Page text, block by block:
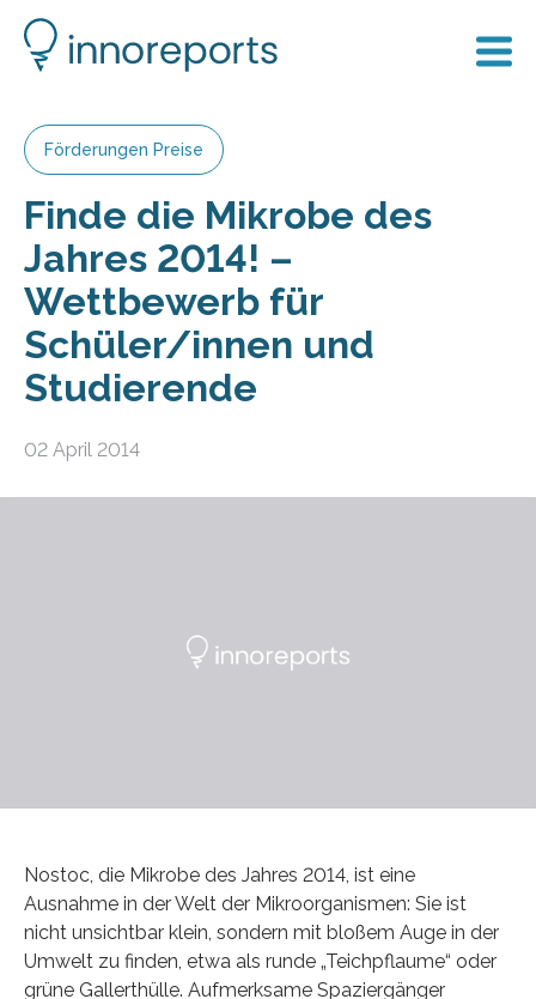
Förderungen Preise
Finde die Mikrobe des
Jahres 2014! –
Wettbewerb für
Schüler/innen und
Studierende
02 April 2014
Nostoc, die Mikrobe des Jahres 2014, ist eine
Ausnahme in der Welt der Mikroorganismen: Sie ist
nicht unsichtbar klein, sondern mit bloßem Auge in der
Umwelt zu finden, etwa als runde „Teichpflaume“ oder
grüne Gallerthülle. Aufmerksame Spaziergänger